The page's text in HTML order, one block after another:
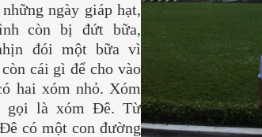
ngày giáp hạt,
còn bị đứt bữa,
đói một bữa vì
cái gì để cho vào
hai xóm nhỏ. Xóm
gọi là xóm Đê. Từ
có một con đường